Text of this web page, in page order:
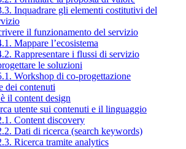
Inquadrare gli elementi costitutivi del
il funzionamento del servizio
Mappare l’ecosistema
Rappresentare i flussi di servizio
le soluzioni
Workshop di co-progettazione
dei contenuti
il content design
utente sui contenuti e il linguaggio
Content discovery
Dati di ricerca (search keywords)
Ricerca tramite analytics